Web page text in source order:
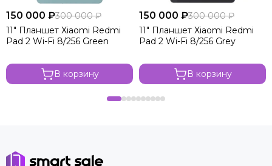
150 000 ₽300 000 ₽
11" Планшет Xiaomi Redmi
Pad 2 Wi-Fi 8/256 Green
В корзину
150 000 ₽300 000 ₽
11" Планшет Xiaomi Redmi
Pad 2 Wi-Fi 8/256 Grey
В корзину